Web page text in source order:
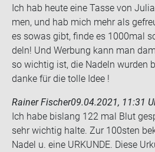
Ich hab heute eine Tasse von
men, und hab mich mehr als
es sowas gibt, finde es 1000mal
deln! Und Wer­bung kann man
so wich­tig ist, die Na­deln wur­den
danke für die tolle Idee !
Rainer Fischer09.04.2021, 11:31
Ich habe bis­lang 122 mal Blut
sehr wich­tig halte. Zur 100sten
Nadel u. eine UR­KUN­DE. Diese